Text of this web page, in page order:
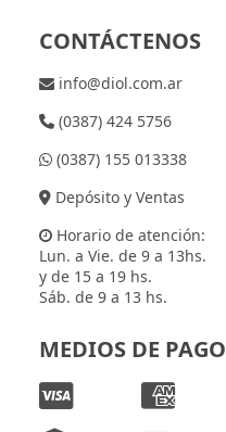
CONTÁCTENOS
info@diol.com.ar
(0387) 424 5756
(0387) 155 013338
Depósito y Ventas
Horario de atención:
Lun. a Vie. de 9 a 13hs.
y de 15 a 19 hs.
Sáb. de 9 a 13 hs.
MEDIOS DE PAGO